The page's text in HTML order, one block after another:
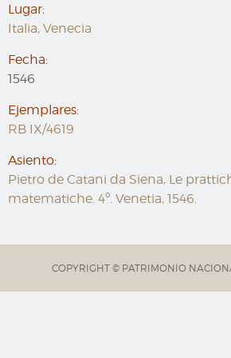
Lugar:
Italia, Venecia
Fecha:
1546
Ejemplares:
RB IX/4619
Asiento:
Pietro de Catani da Siena, Le
matematiche. 4º. Venetia, 1546.
COPYRIGHT © PATRIMONIO